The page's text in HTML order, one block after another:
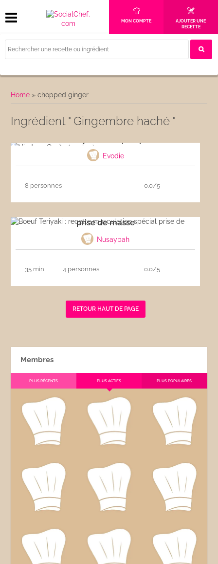
MON COMPTE
AJOUTER UNE
RECETTE
Home »chopped ginger
Ingrédient " Gingembre haché "
Evodie
8 personnes 0.0/5
prise de masse
Nusaybah
35 min 4 personnes 0.0/5
RETOUR HAUT DE PAGE
Membres
PLUS RÉCENTS PLUS ACTIFS PLUS POPULAIRES